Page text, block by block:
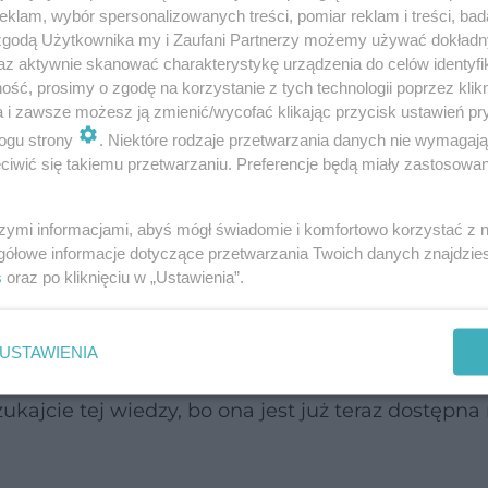
lekarzy, którzy wiedzą, czym jest
Polsce nadal najsłabszym punktem całego
o takiej możliwości. A chora na raka
żeby każda młoda pacjentka czy dziewczynka
taką o możliwości zabezpieczenia swojej
i jutro się nie skończy, to bardzo długi
nie można wymagać świadomości
dzieci. Trzeba tego wymagać od lekarzy. -
tej wiedzy, bo ona jest już teraz dostępna
wybór spersonalizowanych treści, pomiar reklam i treści,
Użytkownika my i Zaufani Partnerzy możemy używać
aktywnie skanować charakterystykę urządzenia do celów
prosimy o zgodę na korzystanie z tych technologii poprzez
i zawsze możesz ją zmienić/wycofać klikając przycisk ustawień
strony
. Niektóre rodzaje przetwarzania danych nie
się takiemu przetwarzaniu. Preferencje będą miały
informacjami, abyś mógł świadomie i komfortowo korzystać z
informacje dotyczące przetwarzania Twoich danych
oraz po kliknięciu w „Ustawienia”.
USTAWIENIA